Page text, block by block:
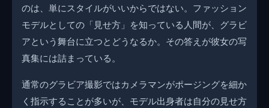
のは、単にスタイルがいいからではない。ファッション
モデルとしての「見せ方」を知っている人間が、グラビ
アという舞台に立つとどうなるか。その答えが彼女の写
真集には詰まっている。
通常のグラビア撮影ではカメラマンがポージングを細か
く指示することが多いが、モデル出身者は自分の見せ方